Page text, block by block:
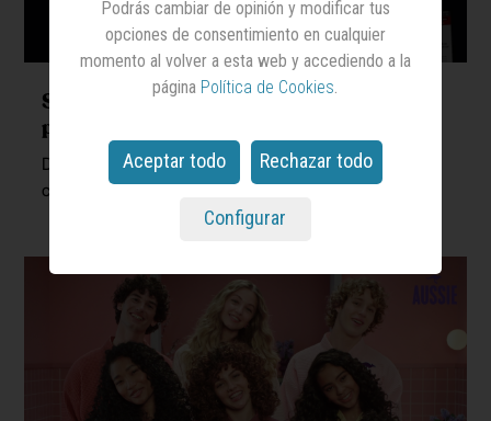
Seguir a las audiencias, no solo a las
pantallas
Dailymotion Advertising desafía la fragmentación del
consumo multipantalla con el lanzamiento de ‘Pulse’
Podrás cambiar de opinión y modificar tus
opciones de consentimiento en cualquier
momento al volver a esta web y accediendo a la
página Política de Cookies.
Aceptar todo Rechazar todo
Configurar